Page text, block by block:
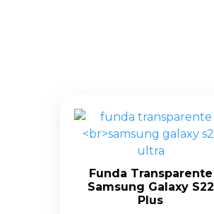
Funda Transparente
Samsung Galaxy S22
Plus